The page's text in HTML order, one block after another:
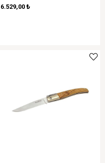
6.529,00 ₺